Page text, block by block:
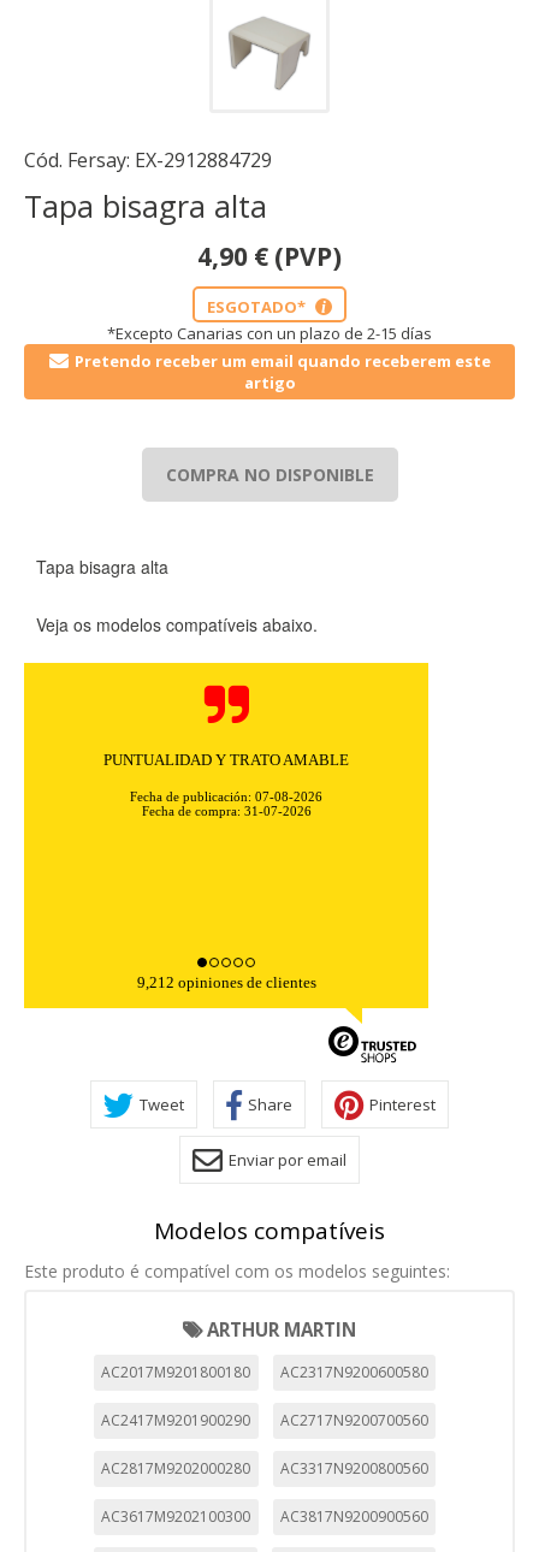
Cód. Fersay: EX-2912884729
Tapa bisagra alta
4,90 € (PVP)
ESGOTADO* i
*Excepto Canarias con un plazo de 2-15 días
Pretendo receber um email quando receberem este
artigo
COMPRA NO DISPONIBLE
Tapa bisagra alta
Veja os modelos compatíveis abaixo.
PUNTUALIDAD Y TRATO AMABLE
Fecha de publicación: 07-08-2026
Fecha de compra: 31-07-2026
9,212 opiniones de clientes
Tweet Share Pinterest
Enviar por email
Modelos compatíveis
Este produto é compatível com os modelos seguintes:
ARTHUR MARTIN
AC2017M9201800180 AC2317N9200600580
AC2417M9201900290 AC2717N9200700560
AC2817M9202000280 AC3317N9200800560
AC3617M9202100300 AC3817N9200900560